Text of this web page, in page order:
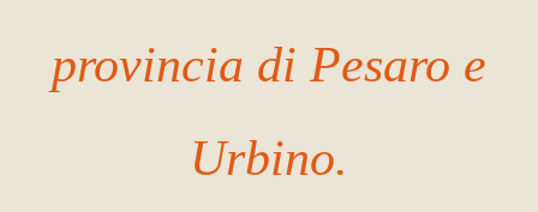
provincia di Pesaro e
Urbino.